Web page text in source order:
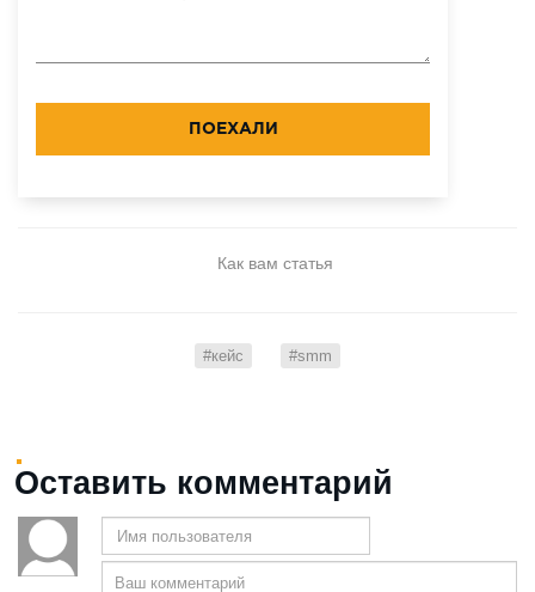
ПОЕХАЛИ
Как вам статья
#кейс #smm
Оставить комментарий